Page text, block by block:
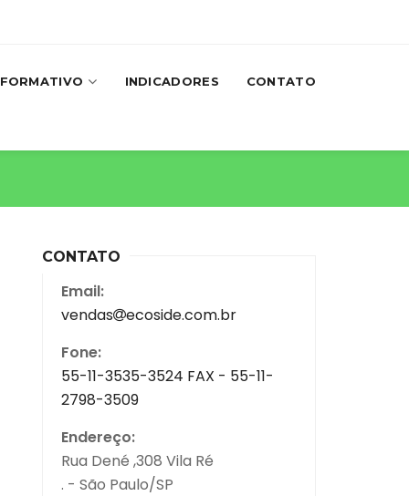
INDICADORES CONTATO
CONTATO
Email:
vendas
ecoside.com.br
Fone:
55-11-3535-3524 FAX - 55-11-
2798-3509
Endereço:
Rua Dené ,308 Vila Ré
. - São Paulo/SP